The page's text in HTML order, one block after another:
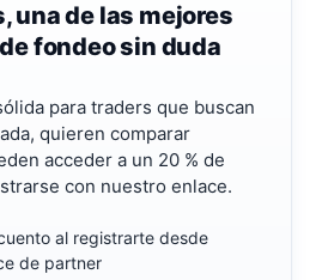
una de las mejores
fondeo sin duda
para traders que buscan
quieren comparar
acceder a un 20 % de
con nuestro enlace.
al registrarte desde
de partner